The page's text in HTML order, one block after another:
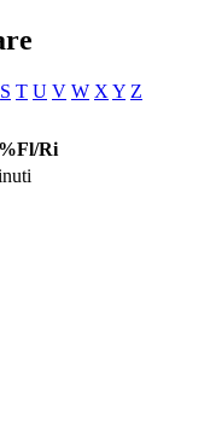
S T U V W X Y Z
%Fl/Ri